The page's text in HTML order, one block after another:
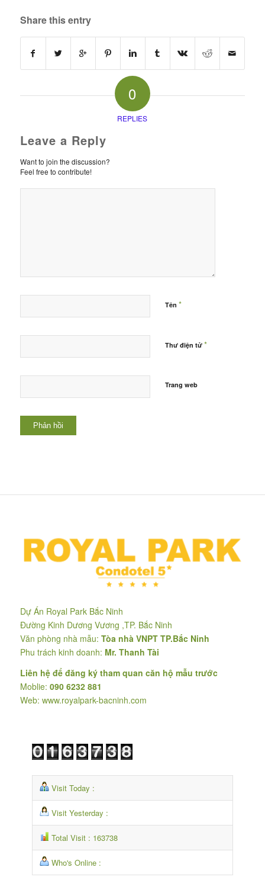
Share this entry
0
REPLIES
Leave a Reply
Want to join the discussion?
Feel free to contribute!
Tên *
Thư điện tử *
Trang web
Dự Án Royal Park Bắc Ninh
Đường Kinh Dương Vương ,TP. Bắc Ninh
Văn phòng nhà mẫu: Tòa nhà VNPT TP.Bắc Ninh
Phu trách kinh doanh: Mr. Thanh Tài
Liên hệ để đăng ký tham quan căn hộ mẫu trước
Moblie: 090 6232 881
Web: www.royalpark-bacninh.com
Visit Today :
Visit Yesterday :
Total Visit : 163738
Who's Online :